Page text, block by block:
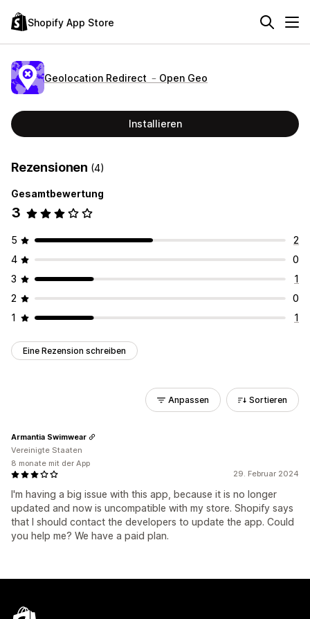
Shopify App Store
Geolocation Redirect ﹣Open Geo
Installieren
Rezensionen (4)
Gesamtbewertung
3
5
2
4
0
3
1
2
0
1
1
Eine Rezension schreiben
Anpassen Sortieren
29. Februar 2024
I'm having a big issue with this app, because it is no longer
updated and now is uncompatible with my store. Shopify says
that I should contact the developers to update the app. Could
you help me? We have a paid plan.
Armantia Swimwear
Vereinigte Staaten
8 monate mit der App